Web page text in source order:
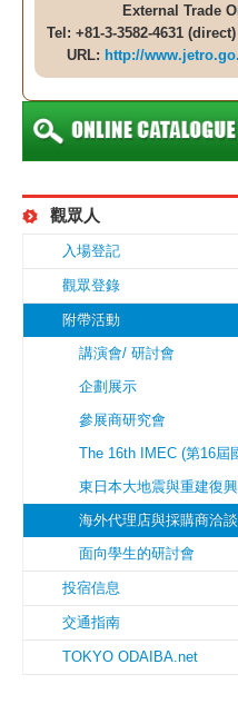
External Trade
Tel: +81-3-3582-4631
URL: http://
觀眾人
入場登記
觀眾登錄
附帶活動
講演會/ 研討會
企劃展示
參展商研究會
The 16th IMEC (第16屆
東日本大地震與重建復
海外代理店與採購商洽
面向學生的研討會
投宿信息
交通指南
TOKYO ODAIBA.net